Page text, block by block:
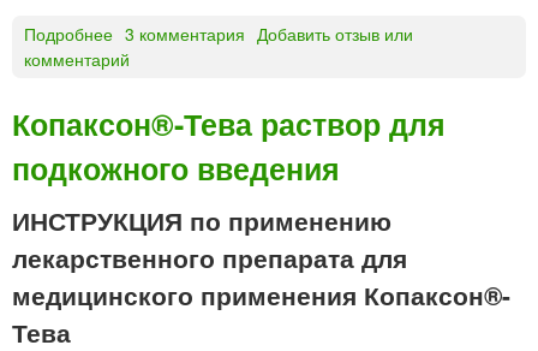
Подробнее
Г
т
и
р
а
м
е
р
а
3 комментария Добавить отзыв или
комментарий
Копаксон®-Тева раствор для
подкожного введения
ИНСТРУКЦИЯ по применению
лекарственного препарата для
медицинского применения Копаксон®-
Тева